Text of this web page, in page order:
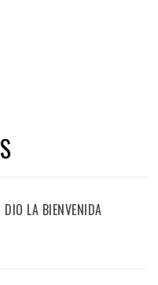
LA BIENVENIDA